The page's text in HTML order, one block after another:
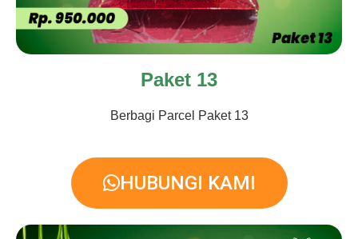
Paket 13
Berbagi Parcel Paket 13
HUBUNGI KAMI